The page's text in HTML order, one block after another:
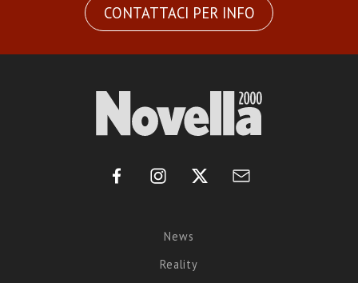
CONTATTACI PER INFO
News
Reality